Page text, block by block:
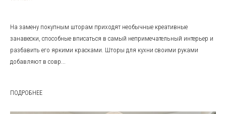
На замену покупным шторам приходят необычные креативные
занавески, способные вписаться в самый непримечательный интерьер и
разбавить его яркими красками. Шторы для кухни своими руками
добавляют в совр...
ПОДРОБНЕЕ